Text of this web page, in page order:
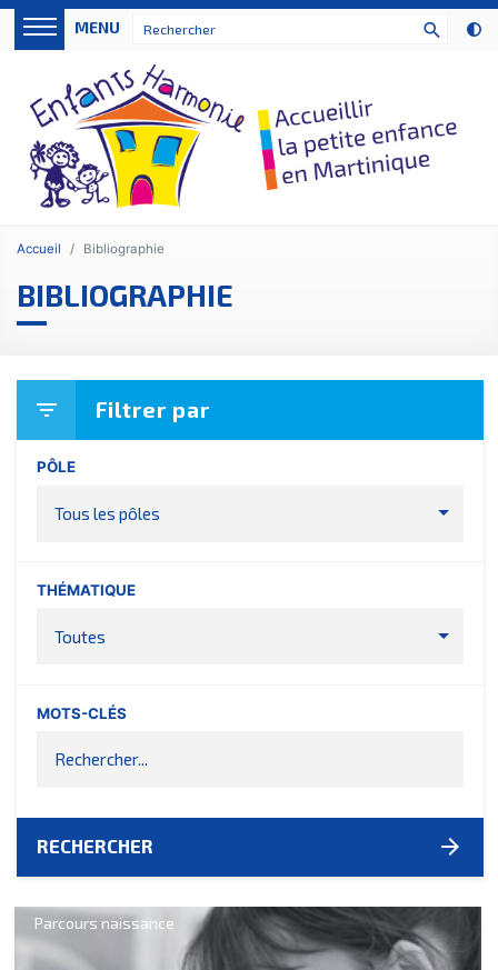
search
MENU
Accueil Bibliographie
BIBLIOGRAPHIE
filter_list Filtrer par
PÔLE
Tous les pôles
THÉMATIQUE
Toutes
MOTS-CLÉS
RECHERCHER arrow_forward
Parcours naissance
Panneau de gestion des cookies